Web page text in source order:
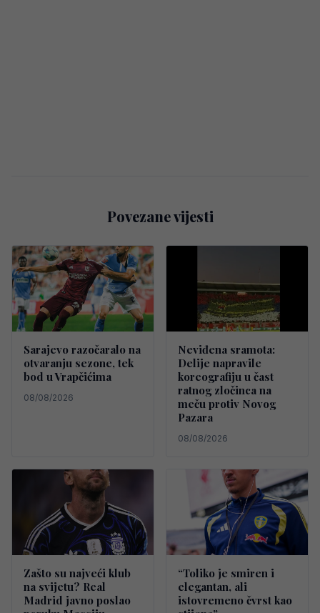
Povezane vijesti
Sarajevo razočaralo na
otvaranju sezone, tek
bod u Vrapčićima
08/08/2026
Neviđena sramota:
Delije napravile
koreografiju u čast
ratnog zločinca na
meču protiv Novog
Pazara
08/08/2026
Zašto su najveći klub
na svijetu? Real
Madrid javno poslao
“Toliko je smiren i
elegantan, ali
istovremeno čvrst kao